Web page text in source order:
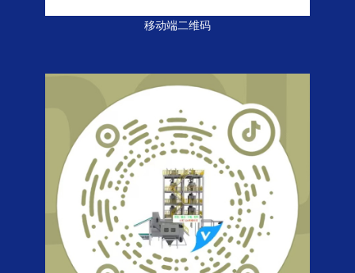
移动端二维码